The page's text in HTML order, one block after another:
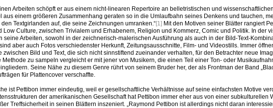
Arbeiten schöpft er aus einem nicht-linearen Repertoire an belletristischen und
aus einem größeren Zusammenhang geraten so in die Umlaufbahn seines Denkens und tauchen,
Textgirlanden auf, die seine Zeichnungen umranken.“[1] Mit den Motiven seiner Blätter rangiert
Low Culture, zwischen Trivialem und Erhabenem, Religion und Kommerz, Comic und Politik. In der
seine Arbeiten, sowohl in der zeichnerisch-malerischen Ausführung als auch in der Bild-Text-
aber auch Fotos verschiedenster Herkunft, Zeitungsausschnitte, Film- und Videostills. Immer
zwischen Bild und Text, die sich nicht sinnstiftend zueinander verhalten, für den Betrachter neue
Methode zu sampeln vergleicht er mit jener von Musikern, die einen Teil einer Ton- oder
Seine Nähe zu diesem Genre rührt von seinem Bruder her, der als Frontman der Band
für Plattencover verschaffte.
ist Pettibon immer eindeutig, weil er gesellschaftliche Verhältnisse auf seine einfachsten Motive
der amerikanischen Gesellschaft hat Pettibon immer eher aus von einer subkulturellen
Treffsicherheit in seinen Blättern inszeniert. „Raymond Pettibon ist allerdings nicht daran